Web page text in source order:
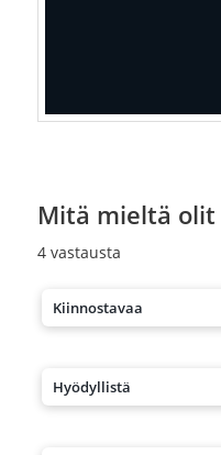
Mitä mieltä olit
4 vastausta
Kiinnostavaa
Hyödyllistä